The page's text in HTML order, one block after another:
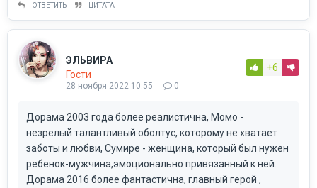
ОТВЕТИТЬ ЦИТАТА
ЭЛЬВИРА
Гости
28 ноября 2022 10:55 0
+6
Дорама 2003 года более реалистична, Момо -
незрелый талантливый оболтус, которому не хватает
заботы и любви, Сумире - женщина, который был нужен
ребенок-мужчина,эмоционально привязанный к ней.
Дорама 2016 более фантастична, главный герой ,